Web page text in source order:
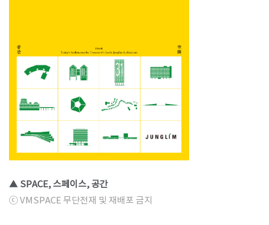
▲ SPACE, 스페이스, 공간
ⓒ VMSPACE 무단전재 및 재배포 금지